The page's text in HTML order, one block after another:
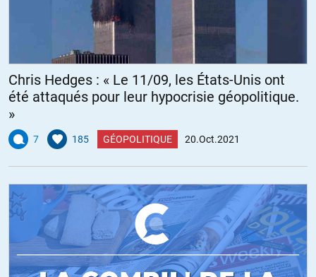
Chris Hedges : « Le 11/09, les États-Unis ont
été attaqués pour leur hypocrisie géopolitique.
»
7 185 GÉOPOLITIQUE 20.Oct.2021